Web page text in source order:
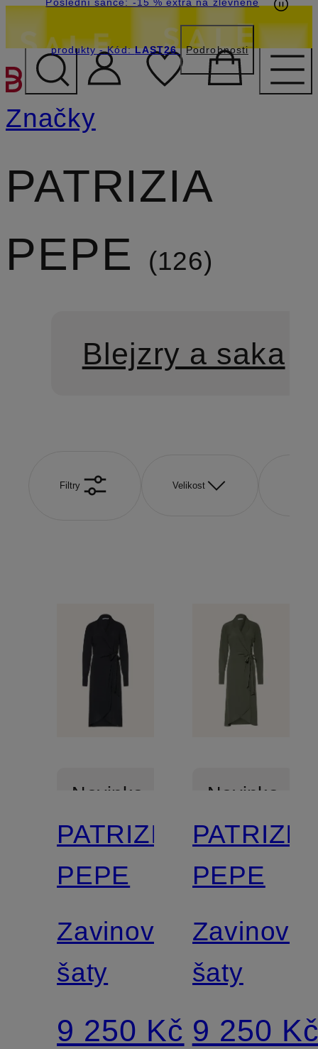
PŘEJÍT NA HLAVNÍ
produkty- Kód:LAST26 Podrobnosti
Značky
PATRIZIA
PEPE
126
Blejzry a saka
Filtry Velikost
Novinka
PATRIZIA
PEPE
Zavinovací
šaty
9 250 Kč
Novinka
PATRIZIA
PEPE
šaty
9 250